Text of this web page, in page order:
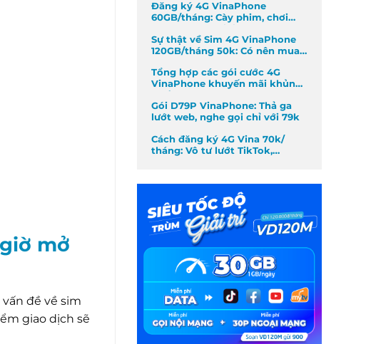
mở
đề về sim
giao dịch sẽ
Đăng ký 4G VinaPhone
60GB/tháng: Cày phim, chơi
Sự thật về Sim 4G VinaPhone
120GB/tháng 50k: Có nên mua
Tổng hợp các gói cước 4G
VinaPhone khuyến mãi khủng
Gói D79P VinaPhone: Thả ga
lướt web, nghe gọi chỉ với 79k
Cách đăng ký 4G Vina 70k/
tháng: Vô tư lướt TikTok,